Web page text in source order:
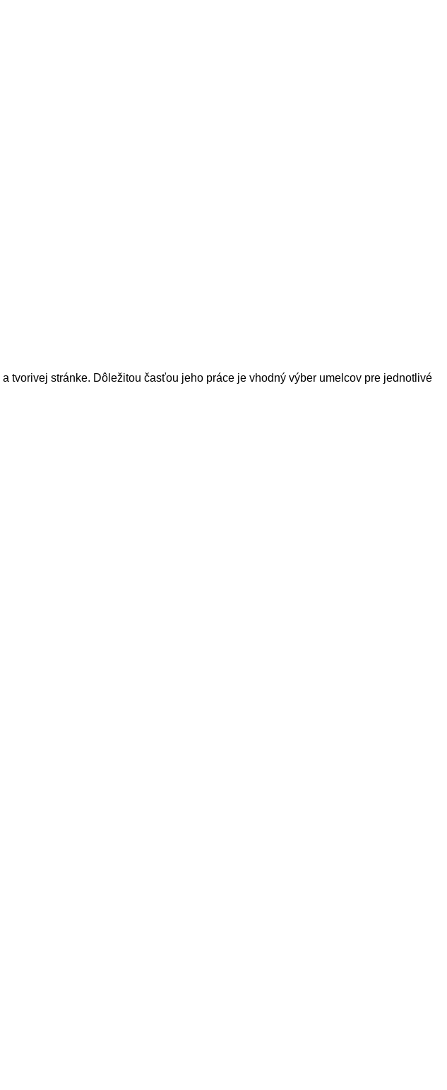
a tvorivej stránke. Dôležitou časťou jeho práce je vhodný výber umelcov pre jednotlivé